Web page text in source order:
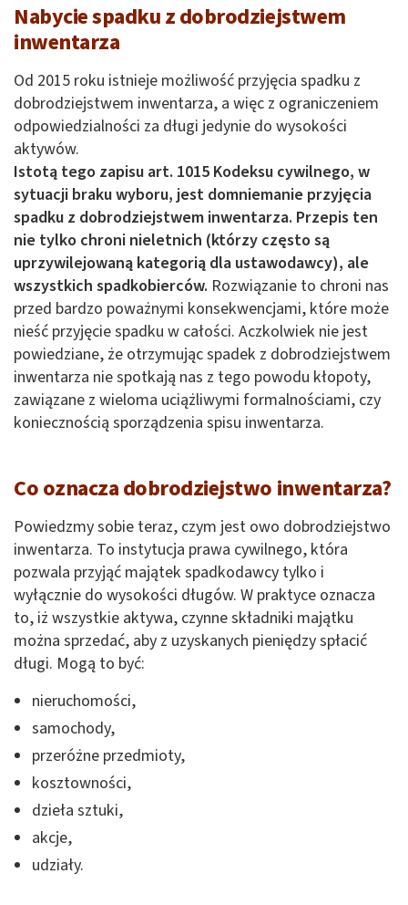
Nabycie spadku z dobrodziejstwem
inwentarza
Od 2015 roku istnieje możliwość przyjęcia spadku z
dobrodziejstwem inwentarza, a więc z ograniczeniem
odpowiedzialności za długi jedynie do wysokości
aktywów.
Istotą tego zapisu art. 1015 Kodeksu cywilnego, w
sytuacji braku wyboru, jest domniemanie przyjęcia
spadku z dobrodziejstwem inwentarza. Przepis ten
nie tylko chroni nieletnich (którzy często są
uprzywilejowaną kategorią dla ustawodawcy), ale
wszystkich spadkobierców. Rozwiązanie to chroni nas
przed bardzo poważnymi konsekwencjami, które może
nieść przyjęcie spadku w całości. Aczkolwiek nie jest
powiedziane, że otrzymując spadek z dobrodziejstwem
inwentarza nie spotkają nas z tego powodu kłopoty,
zawiązane z wieloma uciążliwymi formalnościami, czy
koniecznością sporządzenia spisu inwentarza.
Co oznacza dobrodziejstwo inwentarza?
Powiedzmy sobie teraz, czym jest owo dobrodziejstwo
inwentarza. To instytucja prawa cywilnego, która
pozwala przyjąć majątek spadkodawcy tylko i
wyłącznie do wysokości długów. W praktyce oznacza
to, iż wszystkie aktywa, czynne składniki majątku
można sprzedać, aby z uzyskanych pieniędzy spłacić
długi. Mogą to być:
nieruchomości,
samochody,
przeróżne przedmioty,
kosztowności,
dzieła sztuki,
akcje,
udziały.